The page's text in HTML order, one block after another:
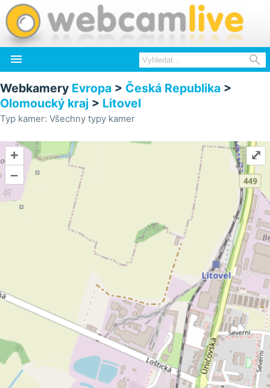
 
Webkamery Evropa > Česká Republika >
Olomoucký kraj > Litovel
Typ kamer: Všechny typy kamer
+
–
⤢